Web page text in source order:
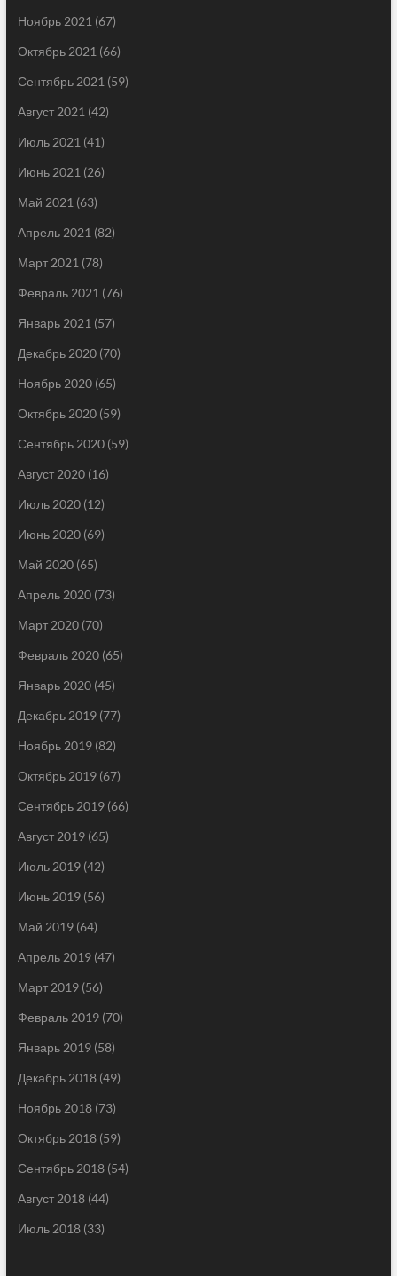
Ноябрь 2021 (67)
Октябрь 2021 (66)
Сентябрь 2021 (59)
Август 2021 (42)
Июль 2021 (41)
Июнь 2021 (26)
Май 2021 (63)
Апрель 2021 (82)
Март 2021 (78)
Февраль 2021 (76)
Январь 2021 (57)
Декабрь 2020(70)
Ноябрь 2020(65)
Октябрь 2020(59)
Сентябрь 2020(59)
Август 2020(16)
Июль 2020(12)
Июнь 2020(69)
Май 2020(65)
Апрель 2020(73)
Март 2020(70)
Февраль 2020(65)
Январь 2020(45)
Декабрь 2019(77)
Ноябрь 2019(82)
Октябрь 2019(67)
Сентябрь 2019(66)
Август 2019(65)
Июль 2019(42)
Июнь 2019(56)
Май 2019(64)
Апрель 2019(47)
Март 2019(56)
Февраль 2019(70)
Январь 2019(58)
Декабрь 2018(49)
Ноябрь 2018(73)
Октябрь 2018(59)
Сентябрь 2018(54)
Август 2018(44)
Июль 2018(33)